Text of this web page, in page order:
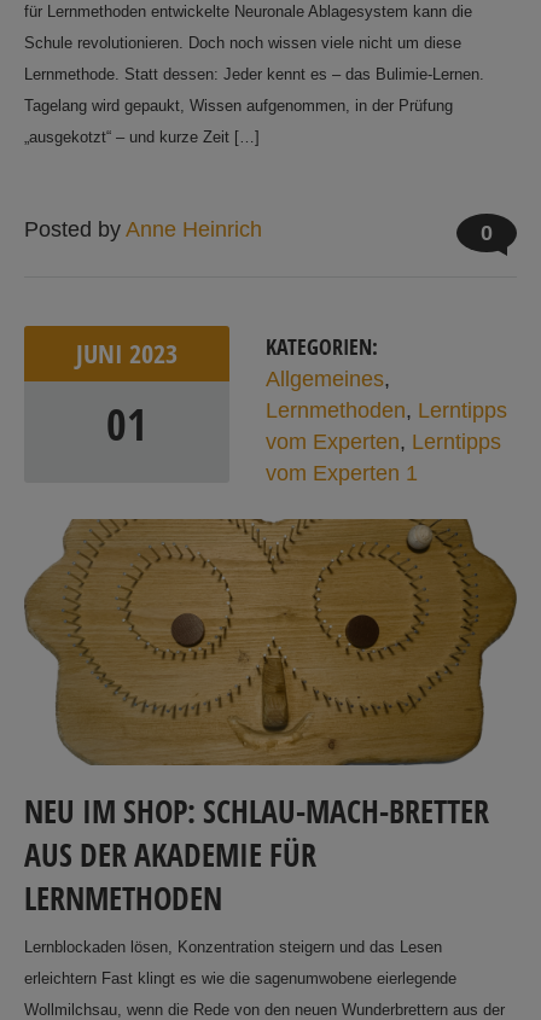
für Lernmethoden entwickelte Neuronale Ablagesystem kann die
Schule revolutionieren. Doch noch wissen viele nicht um diese
Lernmethode. Statt dessen: Jeder kennt es – das Bulimie-Lernen.
Tagelang wird gepaukt, Wissen aufgenommen, in der Prüfung
„ausgekotzt“ – und kurze Zeit […]
Posted by Anne Heinrich 0
JUNI 2023
01
KATEGORIEN:
Allgemeines,
Lernmethoden, Lerntipps
vom Experten, Lerntipps
vom Experten 1
NEU IM SHOP: SCHLAU-MACH-BRETTER
AUS DER AKADEMIE FÜR
LERNMETHODEN
Lernblockaden lösen, Konzentration steigern und das Lesen
erleichtern Fast klingt es wie die sagenumwobene eierlegende
Wollmilchsau, wenn die Rede von den neuen Wunderbrettern aus der